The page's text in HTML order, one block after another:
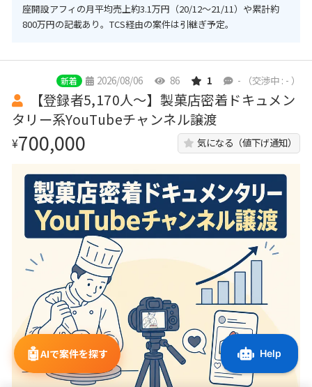
座開設アフィの月平均売上約3.1万円（20/12〜21/11）や累計約
800万円の記載あり。TCS経由の案件は引継ぎ予定。
新着 2026/08/06 86 1 - （交渉中 : - ）
【登録者5,170人〜】製菓店密着ドキュメン
タリー系YouTubeチャンネル譲渡
¥700,000 気になる（値下げ通知）
🤖AIで案件を探す